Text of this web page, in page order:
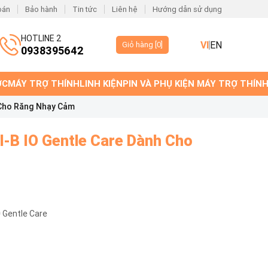
Bảo hành Tin tức Liên hệ Hướng dẫn sử dụng
HOTLINE 2
0938395642 Giỏ hàng [ 0] VIEN
MÁY TRỢ THÍNHLINH KIỆNPIN VÀ PHỤ KIỆN MÁY TRỢ THÍNH
Răng Nhạy Cảm
B IO Gentle Care Dành Cho
Gentle Care